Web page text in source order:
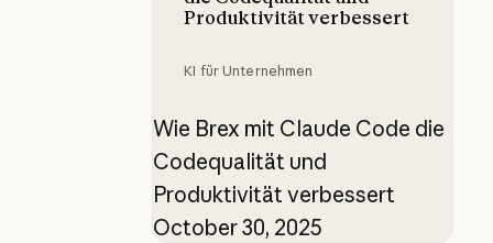
Produktivität verbessert
KI für Unternehmen
Wie Brex mit Claude Code die
Codequalität und
Produktivität verbessert
October 30, 2025